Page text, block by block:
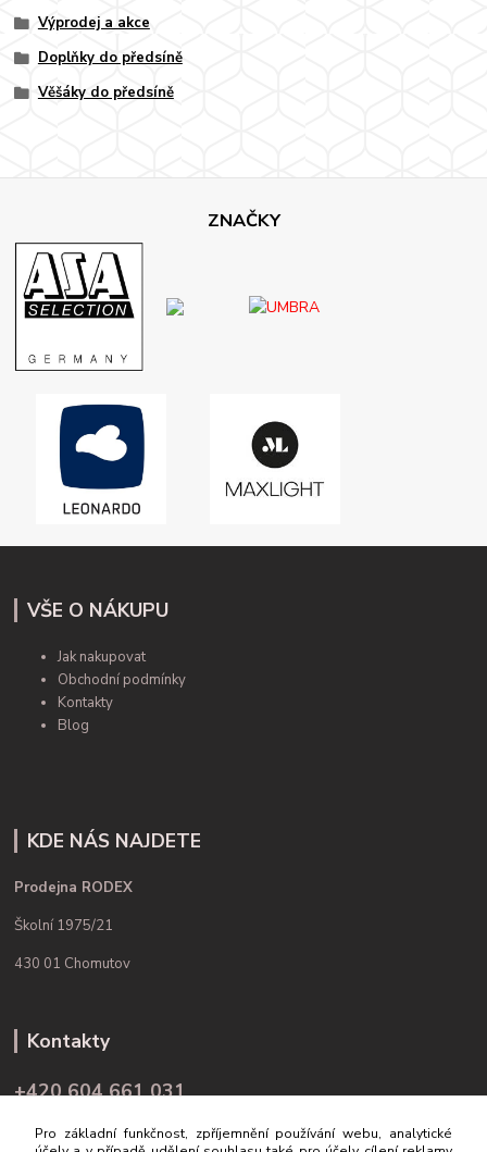
Výprodej a akce
Doplňky do předsíně
Věšáky do předsíně
ZNAČKY
VŠE O NÁKUPU
Jak nakupovat
Obchodní podmínky
Kontakty
Blog
KDE NÁS NAJDETE
Prodejna RODEX
Školní 1975/21
430 01 Chomutov
Kontakty
+420 604 661 031
Pro základní funkčnost, zpříjemnění používání webu, analytické